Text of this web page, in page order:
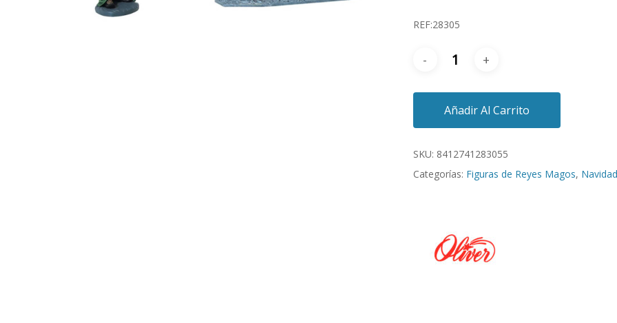
REF:28305
Añadir Al Carrito
SKU: 8412741283055
Categorías: Figuras de Reyes Magos, Navidad